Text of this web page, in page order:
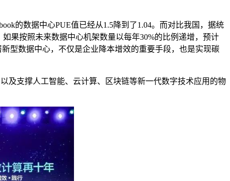
的数据中心PUE值已经从1.5降到了1.04。而对比我国，据统
果按照未来数据中心机架数量以每年30%的比例递增，预计
型数据中心，不仅是企业降本增效的重要手段，也是实现碳
支撑人工智能、云计算、区块链等新一代数字技术应用的物